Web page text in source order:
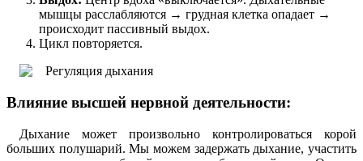
мышцы расслабляются → грудная клетка опадает →
происходит пассивный выдох.
Цикл повторяется.
Влияние высшей нервной деятельности:
Дыхание может произвольно контролироваться корой
больших полушарий. Мы можем задержать дыхание, участить